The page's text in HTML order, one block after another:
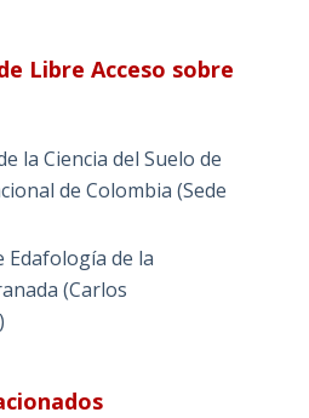
Libre Acceso sobre
la Ciencia del Suelo de
de Colombia (Sede
Edafología de la
(Carlos